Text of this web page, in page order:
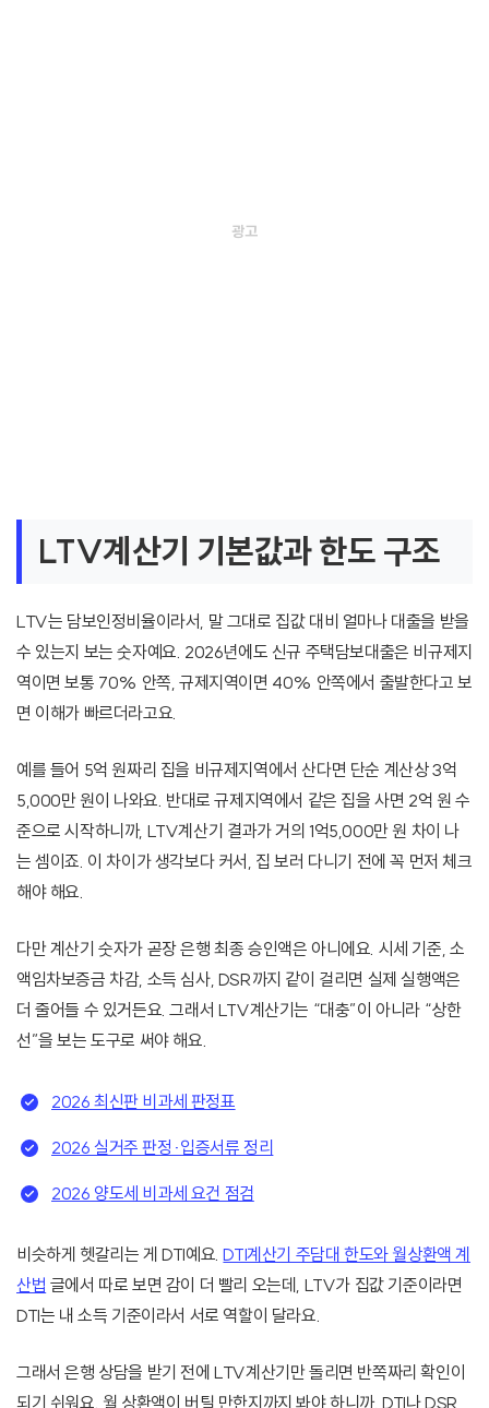
LTV계산기 기본값과 한도 구조
LTV는 담보인정비율이라서, 말 그대로 집값 대비 얼마나 대출을 받을
수 있는지 보는 숫자예요. 2026년에도 신규 주택담보대출은 비규제지
역이면 보통 70% 안쪽, 규제지역이면 40% 안쪽에서 출발한다고 보
면 이해가 빠르더라고요.
예를 들어 5억 원짜리 집을 비규제지역에서 산다면 단순 계산상 3억
5,000만 원이 나와요. 반대로 규제지역에서 같은 집을 사면 2억 원 수
준으로 시작하니까, LTV계산기 결과가 거의 1억5,000만 원 차이 나
는 셈이죠. 이 차이가 생각보다 커서, 집 보러 다니기 전에 꼭 먼저 체크
해야 해요.
다만 계산기 숫자가 곧장 은행 최종 승인액은 아니에요. 시세 기준, 소
액임차보증금 차감, 소득 심사, DSR까지 같이 걸리면 실제 실행액은
더 줄어들 수 있거든요. 그래서 LTV계산기는 “대충”이 아니라 “상한
선”을 보는 도구로 써야 해요.
2026 최신판 비과세 판정표
2026 실거주 판정·입증서류 정리
2026 양도세 비과세 요건 점검
비슷하게 헷갈리는 게 DTI예요.DTI계산기 주담대 한도와 월상환액 계
산법 글에서 따로 보면 감이 더 빨리 오는데, LTV가 집값 기준이라면
DTI는 내 소득 기준이라서 서로 역할이 달라요.
그래서 은행 상담을 받기 전에 LTV계산기만 돌리면 반쪽짜리 확인이
되기 쉬워요. 월 상환액이 버틸 만한지까지 봐야 하니까, DTI나 DSR